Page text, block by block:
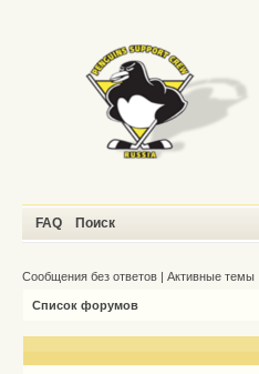
FAQ Поиск
Сообщения без ответов | Активные темы
Список форумов